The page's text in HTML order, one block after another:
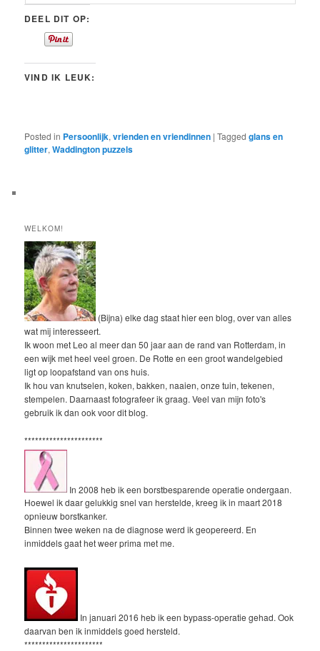
DEEL DIT OP:
VIND IK LEUK:
Posted in Persoonlijk,vrienden en vriendinnen |Tagged glans en
glitter,Waddington puzzels
WELKOM!
(Bijna) elke dag staat hier een blog, over van alles
wat mij interesseert.
Ik woon met Leo al meer dan 50 jaar aan de rand van Rotterdam, in
een wijk met heel veel groen. De Rotte en een groot wandelgebied
ligt op loopafstand van ons huis.
Ik hou van knutselen, koken, bakken, naaien, onze tuin, tekenen,
stempelen. Daarnaast fotografeer ik graag. Veel van mijn foto's
gebruik ik dan ook voor dit blog.
**********************
In 2008 heb ik een borstbesparende operatie ondergaan.
Hoewel ik daar gelukkig snel van herstelde, kreeg ik in maart 2018
opnieuw borstkanker.
Binnen twee weken na de diagnose werd ik geopereerd. En
inmiddels gaat het weer prima met me.
In januari 2016 heb ik een bypass-operatie gehad. Ook
daarvan ben ik inmiddels goed hersteld.
**********************